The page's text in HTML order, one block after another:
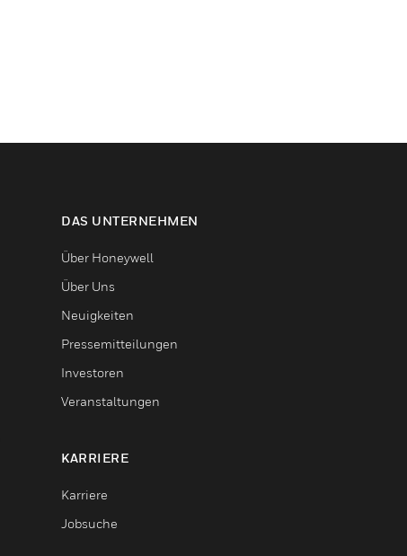
DAS UNTERNEHMEN
Über Honeywell
Über Uns
Neuigkeiten
Pressemitteilungen
Investoren
Veranstaltungen
KARRIERE
Karriere
Jobsuche